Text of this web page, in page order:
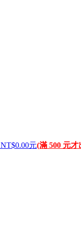
元(滿 500 元才